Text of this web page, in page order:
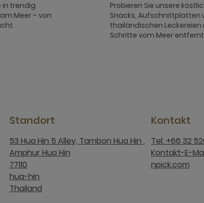
in trendig
Meer – von
Probieren Sie unsere
Snacks, Aufschnittplatten
thailändischen Leckereien
Schritte vom Meer
Standort
53 Hua Hin 5 Alley, Tambon Hua Hin ,
Amphur Hua Hin
77110
hua-hin
Thailand
Kontakt
Tel: +66 32
Kontakt-E-
npick.com